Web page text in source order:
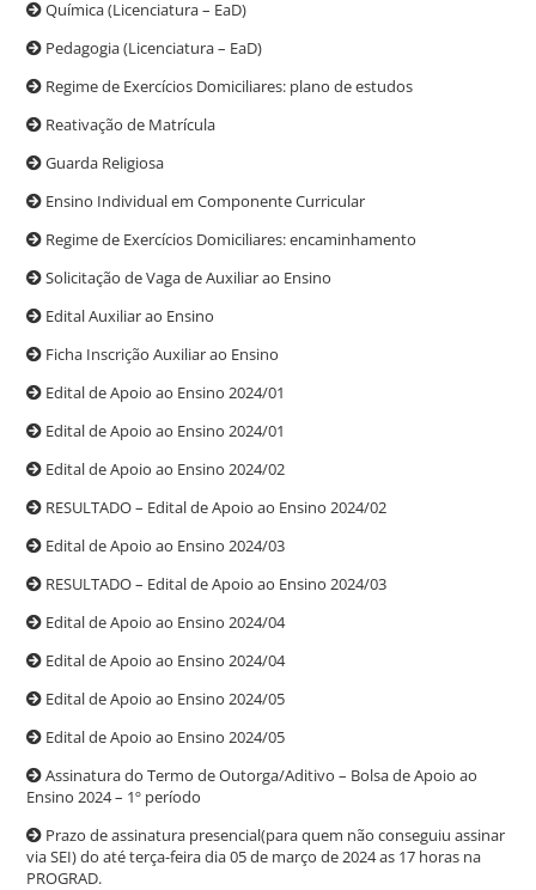
Química (Licenciatura – EaD)
Pedagogia (Licenciatura – EaD)
Regime de Exercícios Domiciliares: plano de estudos
Reativação de Matrícula
Guarda Religiosa
Ensino Individual em Componente Curricular
Regime de Exercícios Domiciliares: encaminhamento
Solicitação de Vaga de Auxiliar ao Ensino
Edital Auxiliar ao Ensino
Ficha Inscrição Auxiliar ao Ensino
Edital de Apoio ao Ensino 2024/01
Edital de Apoio ao Ensino 2024/01
Edital de Apoio ao Ensino 2024/02
RESULTADO – Edital de Apoio ao Ensino 2024/02
Edital de Apoio ao Ensino 2024/03
RESULTADO – Edital de Apoio ao Ensino 2024/03
Edital de Apoio ao Ensino 2024/04
Edital de Apoio ao Ensino 2024/04
Edital de Apoio ao Ensino 2024/05
Edital de Apoio ao Ensino 2024/05
Assinatura do Termo de Outorga/Aditivo – Bolsa de Apoio ao
Ensino 2024 – 1º período
Prazo de assinatura presencial(para quem não conseguiu assinar
via SEI) do até terça-feira dia 05 de março de 2024 as 17 horas na
PROGRAD.